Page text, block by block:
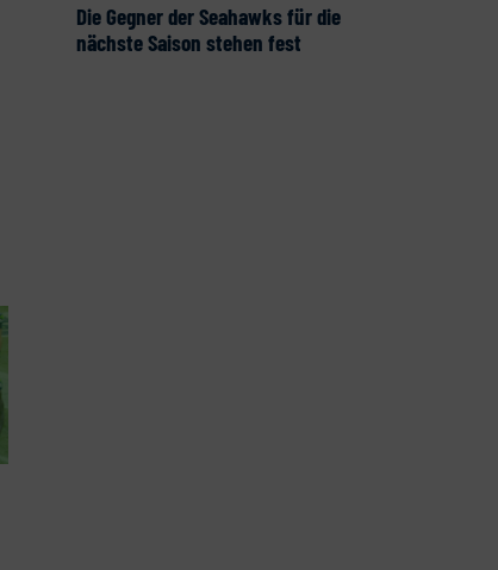
Die Gegner der Seahawks für die
nächste Saison stehen fest